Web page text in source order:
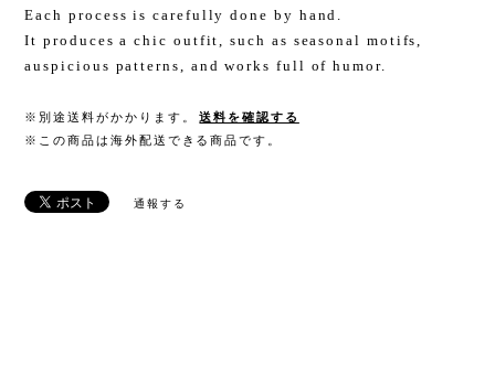
Each process is carefully done by hand.
It produces a chic outfit, such as seasonal motifs,
auspicious patterns, and works full of humor.
※別途送料がかかります。
送料を確認する
※この商品は海外配送できる商品です。
通報する